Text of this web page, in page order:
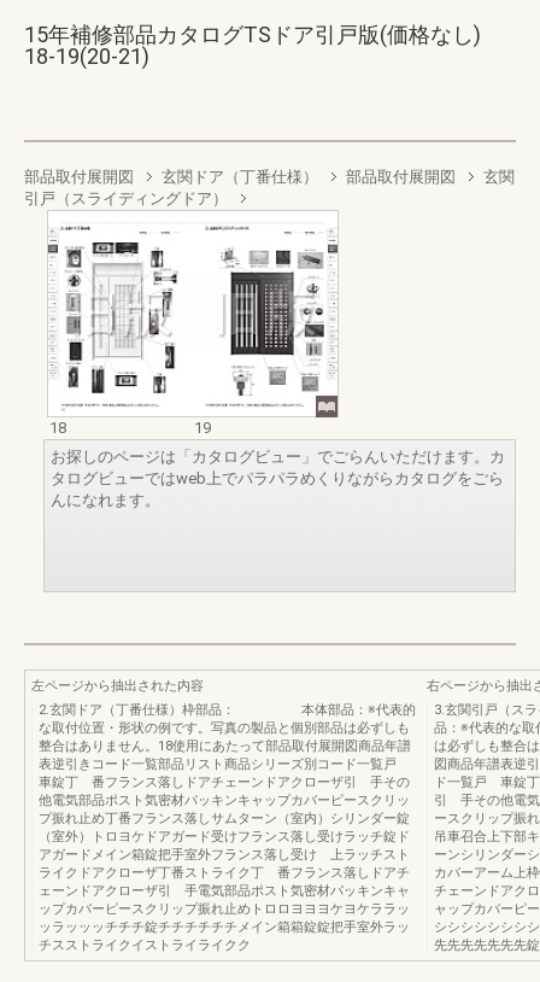
15年補修部品カタログTSドア引戸版(価格なし)
18-19(20-21)
部品取付展開図 玄関ドア（丁番仕様） 部品取付展開図
玄関
引戸（スライディングドア）
18
19
お探しのページは「カタログビュー」でごらんいただけます。カ
タログビューではweb上でパラパラめくりながらカタログをごら
んになれます。
左ページから抽出された内容
2.玄関ドア（丁番仕様）枠部品： 本体部品：※代表的
な取付位置・形状の例です。写真の製品と個別部品は必ずしも
整合はありません。18使用にあたって部品取付展開図商品年譜
表逆引きコード一覧部品リスト商品シリーズ別コード一覧戸
車錠丁 番フランス落しドアチェーンドアクローザ引 手その
他電気部品ポスト気密材パッキンキャップカバーピースクリッ
プ振れ止め丁番フランス落しサムターン（室内）シリンダー錠
（室外）トロヨケドアガード受けフランス落し受けラッチ錠ド
アガードメイン箱錠把手室外フランス落し受け 上ラッチスト
ライクドアクローザ丁番ストライク丁 番フランス落しドアチ
ェーンドアクローザ引 手電気部品ポスト気密材パッキンキャ
ップカバーピースクリップ振れ止めトロロヨヨヨケヨケララッ
ッラッッッチチチ錠チチチチチチメイン箱箱錠錠把手室外ラッ
チスストライクイストライライクク
右ページから抽出
3.玄関引戸（
品：※代表的な取
は必ずしも整合
図商品年譜表逆
ド一覧戸 車錠
引 手その他電気
ースクリップ振
吊車召合上下部
ーンシリンダー
カバーアーム上
チェーンドアク
ャップカバーピ
シシシシシシシ
先先先先先先先